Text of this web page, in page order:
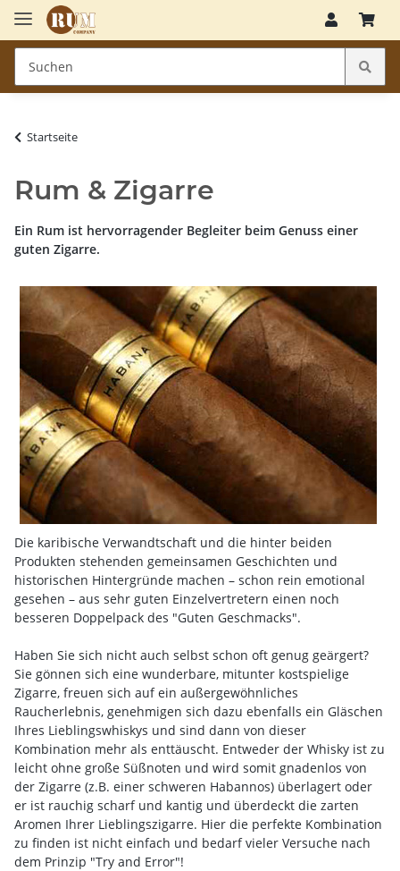
Startseite
Rum & Zigarre
Ein Rum ist hervorragender Begleiter beim Genuss einer
guten Zigarre.
Die karibische Verwandtschaft und die hinter beiden
Produkten stehenden gemeinsamen Geschichten und
historischen Hintergründe machen – schon rein emotional
gesehen – aus sehr guten Einzelvertretern einen noch
besseren Doppelpack des "Guten Geschmacks".
Haben Sie sich nicht auch selbst schon oft genug geärgert?
Sie gönnen sich eine wunderbare, mitunter kostspielige
Zigarre, freuen sich auf ein außergewöhnliches
Raucherlebnis, genehmigen sich dazu ebenfalls ein Gläschen
Ihres Lieblingswhiskys und sind dann von dieser
Kombination mehr als enttäuscht. Entweder der Whisky ist zu
leicht ohne große Süßnoten und wird somit gnadenlos von
der Zigarre (z.B. einer schweren Habannos) überlagert oder
er ist rauchig scharf und kantig und überdeckt die zarten
Aromen Ihrer Lieblingszigarre. Hier die perfekte Kombination
zu finden ist nicht einfach und bedarf vieler Versuche nach
dem Prinzip "Try and Error"!